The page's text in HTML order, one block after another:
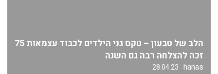
הלב של טבעון – טקס גני הילדים לכבוד עצמאות 75
זכה להצלחה רבה גם השנה
hanas
28.04.23